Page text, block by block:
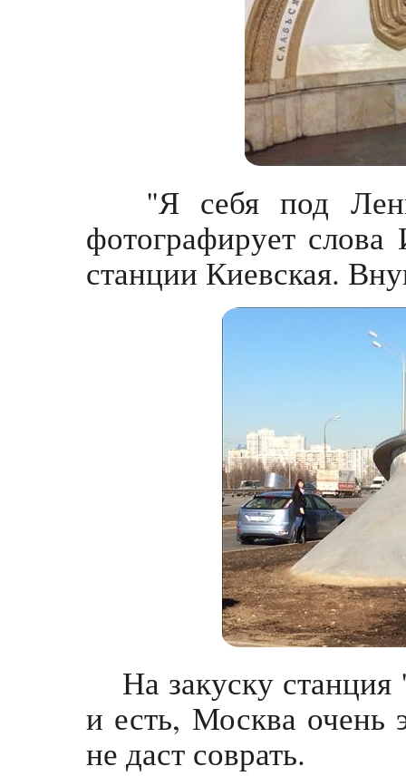
"Я себя под
фотографирует
станции Киевская.
На закуску
и есть, Москва очень
не даст соврать.